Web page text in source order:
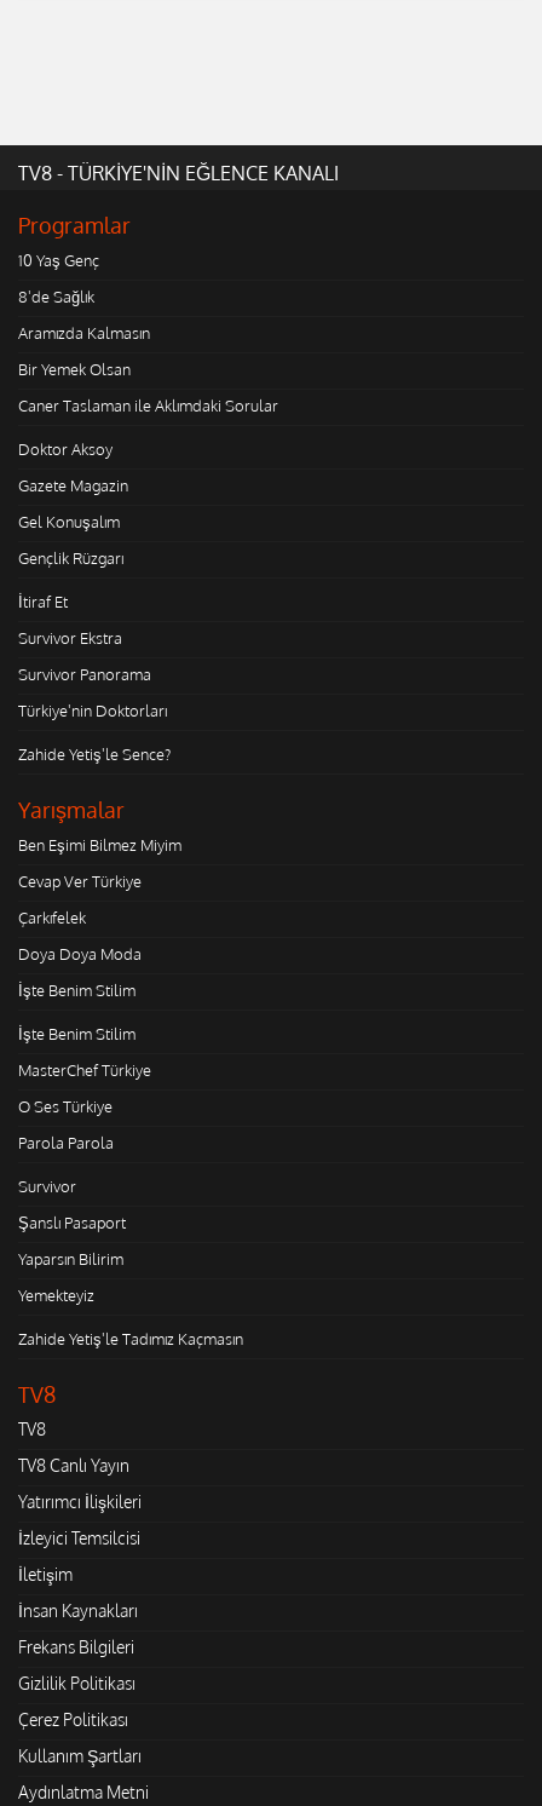
TV8 - TÜRKİYE'NİN EĞLENCE KANALI
Programlar
10 Yaş Genç
8'de Sağlık
Aramızda Kalmasın
Bir Yemek Olsan
Caner Taslaman ile Aklımdaki Sorular
Doktor Aksoy
Gazete Magazin
Gel Konuşalım
Gençlik Rüzgarı
İtiraf Et
Survivor Ekstra
Survivor Panorama
Türkiye'nin Doktorları
Zahide Yetiş'le Sence?
Yarışmalar
Ben Eşimi Bilmez Miyim
Cevap Ver Türkiye
Çarkıfelek
Doya Doya Moda
İşte Benim Stilim
İşte Benim Stilim
MasterChef Türkiye
O Ses Türkiye
Parola Parola
Survivor
Şanslı Pasaport
Yaparsın Bilirim
Yemekteyiz
Zahide Yetiş'le Tadımız Kaçmasın
TV8
TV8
TV8 Canlı Yayın
Yatırımcı İlişkileri
İzleyici Temsilcisi
İletişim
İnsan Kaynakları
Frekans Bilgileri
Gizlilik Politikası
Çerez Politikası
Kullanım Şartları
Aydınlatma Metni